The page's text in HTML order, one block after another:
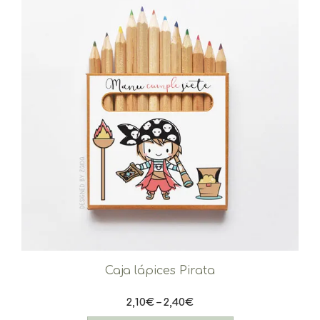
Caja lápices Pirata
2,10€–2,40€
Este